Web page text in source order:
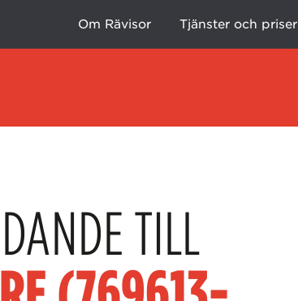
Om Rävisor Tjänster och priser
TILL